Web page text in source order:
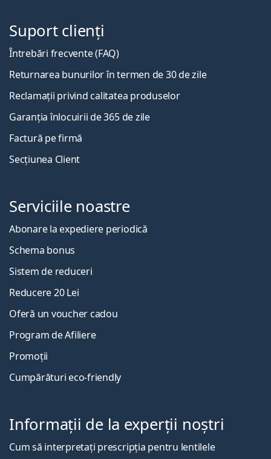
Suport clienți
Întrebări frecvente (FAQ)
Returnarea bunurilor în termen de 30 de zile
Reclamații privind calitatea produselor
Garanția înlocuirii de 365 de zile
Factură pe firmă
Secțiunea Client
Serviciile noastre
Abonare la expediere periodică
Schema bonus
Sistem de reduceri
Reducere 20 Lei
Oferă un voucher cadou
Program de Afiliere
Promoții
Cumpărături eco-friendly
Informații de la experții noștri
Cum să interpretați prescripția pentru lentilele